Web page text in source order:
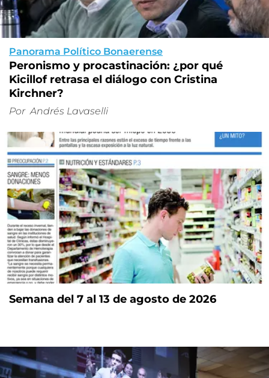
Panorama Político Bonaerense
Peronismo y procastinación: ¿por qué
Kicillof retrasa el diálogo con Cristina
Kirchner?
Por Andrés Lavaselli
Semana del 7 al 13 de agosto de 2026